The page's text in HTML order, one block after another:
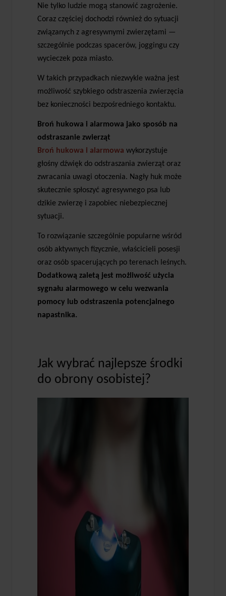
Nie tylko ludzie mogą stanowić zagrożenie.
Coraz częściej dochodzi również do sytuacji
związanych z agresywnymi zwierzętami —
szczególnie podczas spacerów, joggingu czy
wycieczek poza miasto.
W takich przypadkach niezwykle ważna jest
możliwość szybkiego odstraszenia zwierzęcia
bez konieczności bezpośredniego kontaktu.
Broń hukowa i alarmowa jako sposób na
odstraszanie zwierząt
Broń hukowa i alarmowa wykorzystuje
głośny dźwięk do odstraszania zwierząt oraz
zwracania uwagi otoczenia. Nagły huk może
skutecznie spłoszyć agresywnego psa lub
dzikie zwierzę i zapobiec niebezpiecznej
sytuacji.
To rozwiązanie szczególnie popularne wśród
osób aktywnych fizycznie, właścicieli posesji
oraz osób spacerujących po terenach leśnych.
Dodatkową zaletą jest możliwość użycia
sygnału alarmowego w celu wezwania
pomocy lub odstraszenia potencjalnego
napastnika.
Jak wybrać najlepsze środki
do obrony osobistej?